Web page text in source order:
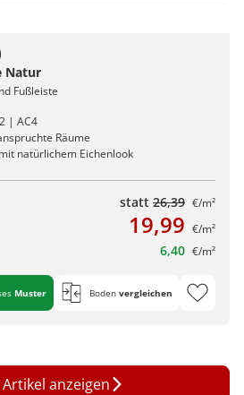
Natur
Fußleiste
| AC4
Räume
natürlichem Eichenlook
statt 26,39 €/m²
19,99 €/m²
6,40 €/m²
Muster Boden vergleichen
anzeigen